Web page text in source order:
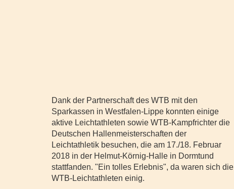
Dank der Partnerschaft des WTB mit den
Sparkassen in Westfalen-Lippe konnten einige
aktive Leichtathleten sowie WTB-Kampfrichter die
Deutschen Hallenmeisterschaften der
Leichtathletik besuchen, die am 17./18. Februar
2018 in der Helmut-Körnig-Halle in Dormtund
stattfanden. "Ein tolles Erlebnis", da waren sich die
WTB-Leichtathleten einig.